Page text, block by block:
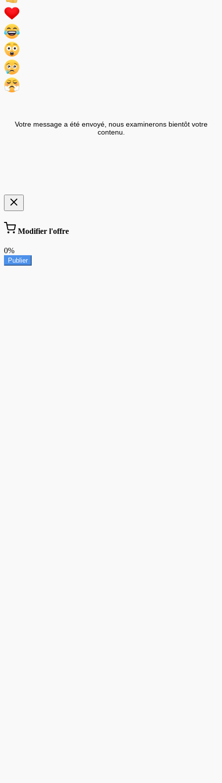
Votre message a été envoyé, nous examinerons bientôt votre
contenu.
Modifier l'offre
0%
Publier